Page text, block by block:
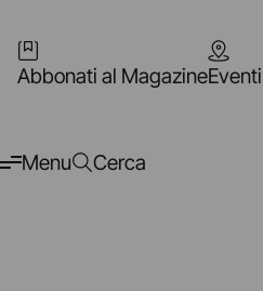
Abbonati al MagazineEventi
Menu Cerca